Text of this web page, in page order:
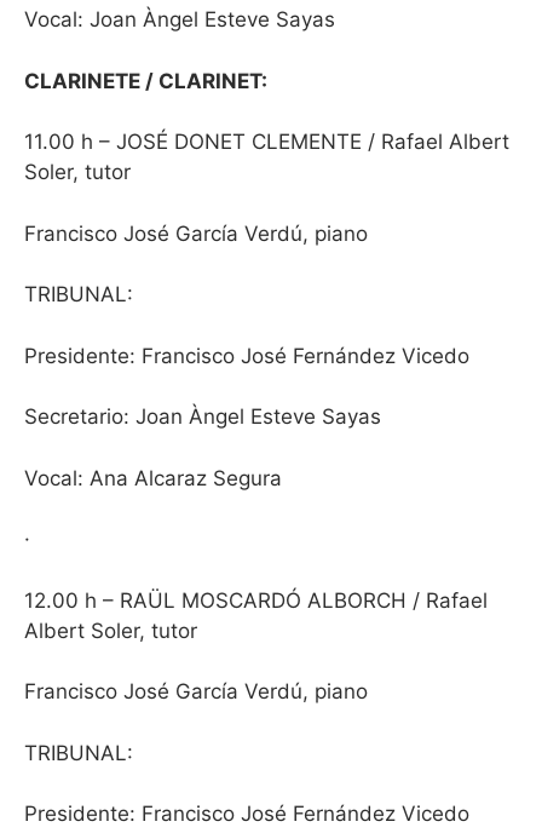
Vocal: Joan Àngel Esteve Sayas
CLARINETE / CLARINET:
11.00 h – JOSÉ DONET CLEMENTE / Rafael Albert
Soler, tutor
Francisco José García Verdú, piano
TRIBUNAL:
Presidente: Francisco José Fernández Vicedo
Secretario: Joan Àngel Esteve Sayas
Vocal: Ana Alcaraz Segura
·
12.00 h – RAÜL MOSCARDÓ ALBORCH / Rafael
Albert Soler, tutor
Francisco José García Verdú, piano
TRIBUNAL:
Presidente: Francisco José Fernández Vicedo